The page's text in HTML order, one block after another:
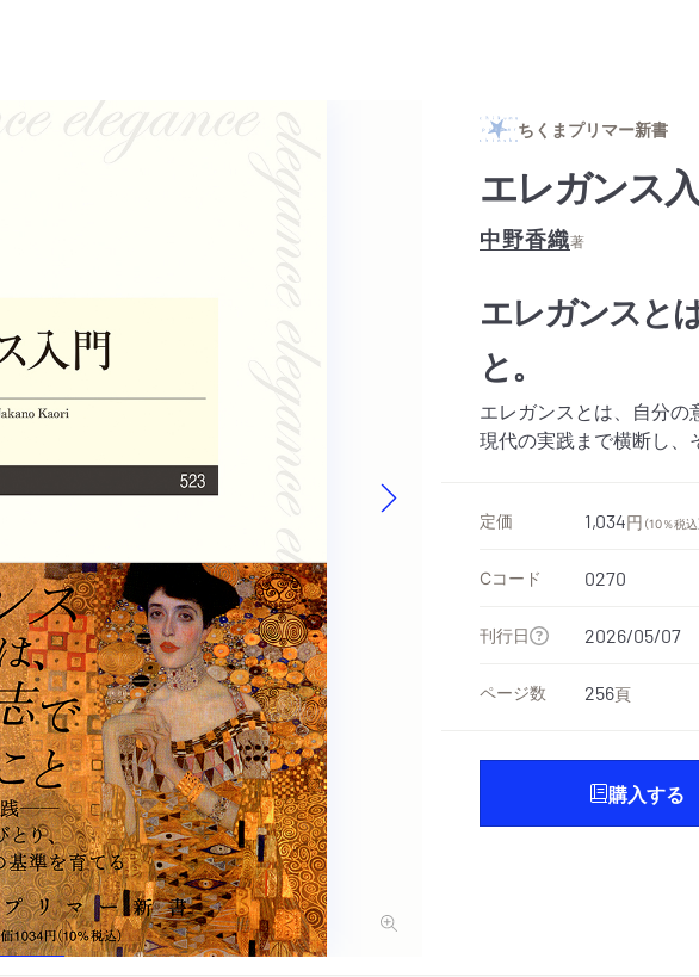
ちくまプリマー新書
エレガンス
中野香織著
エレガンスと
と。
エレガンスとは、自分
現代の実践まで横断し、
定価 1,034円 （10％税込
Cコード 0270
刊行日 2026/05/07
ページ数 256頁
購入する